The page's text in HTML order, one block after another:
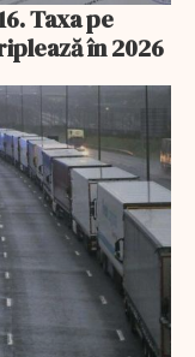
Taxa pe
în 2026